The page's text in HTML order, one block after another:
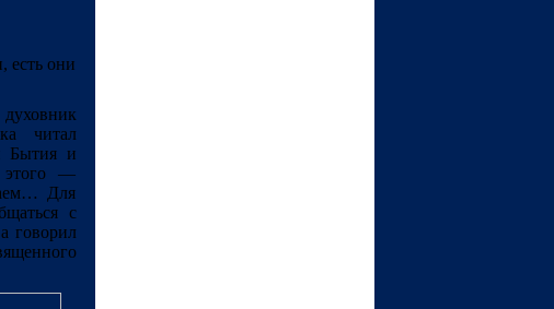
есть они
читал
Бытия и
этого ―
Для
с
говорил